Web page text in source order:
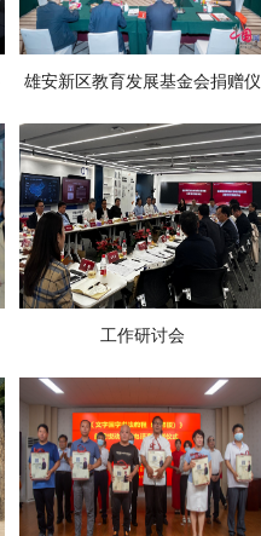
雄安新区教育发展基金会捐赠仪
工作研讨会